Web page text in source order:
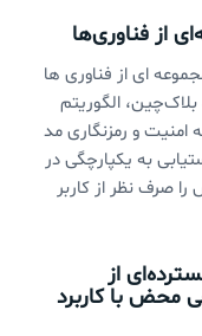
از فناوری‌ها
ای از فناوری ها
الگوریتم
امنیت و رمزنگاری مد
به یکپارچگی در
صرف نظر از کاربر
از
محض با کاربرد